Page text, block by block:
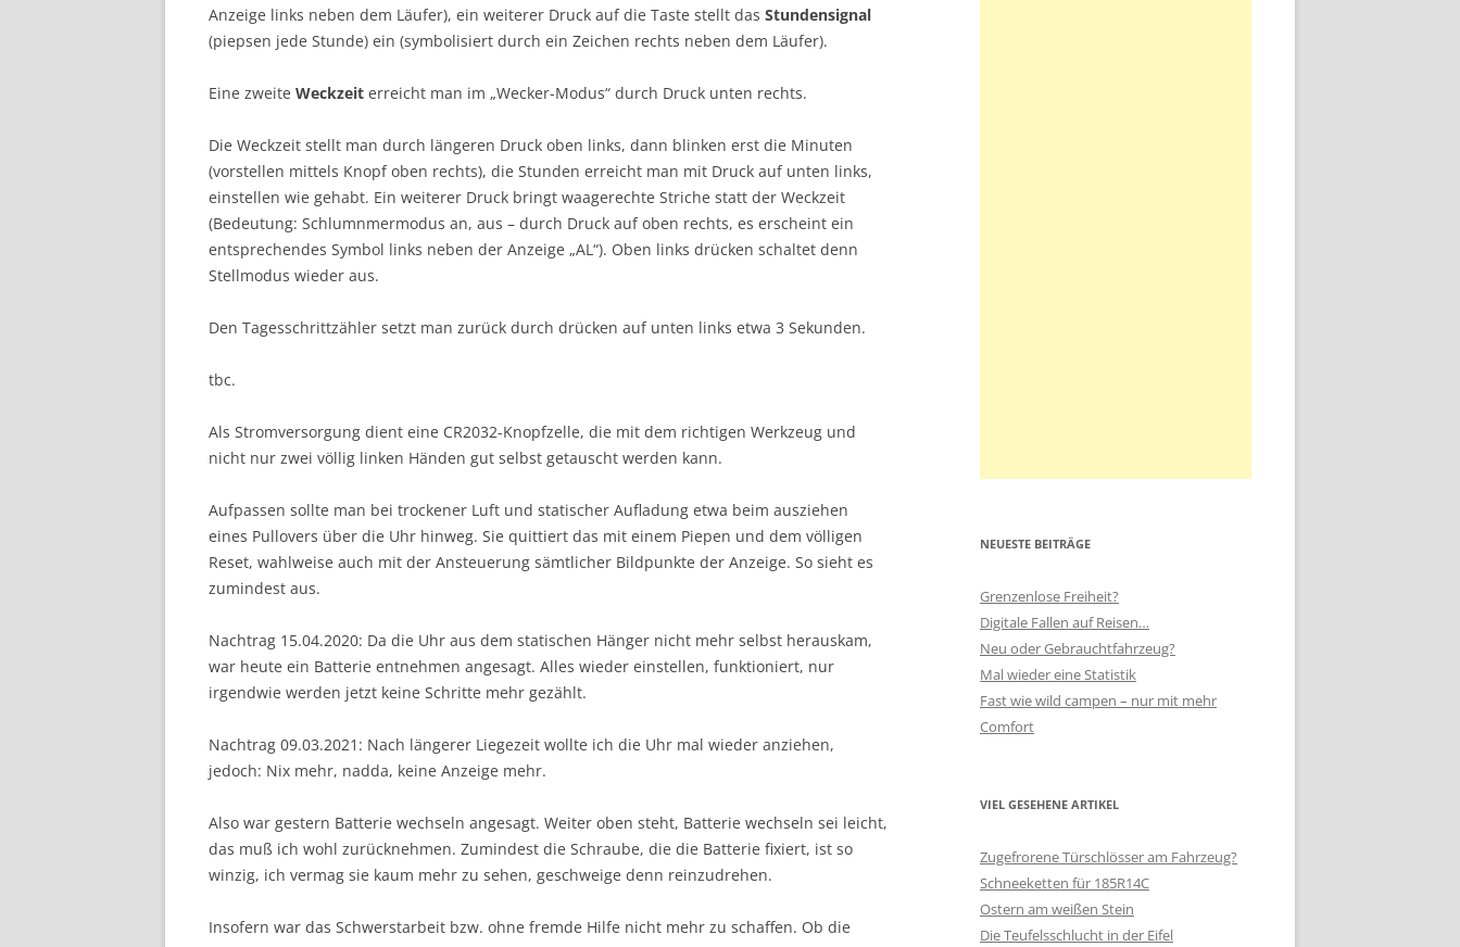
Anzeige links neben dem Läufer), ein weiterer Druck auf die Taste stellt das Stundensignal
(piepsen jede Stunde) ein (symbolisiert durch ein Zeichen rechts neben dem Läufer).
Eine zweite Weckzeit erreicht man im „Wecker-Modus“ durch Druck unten rechts.
Die Weckzeit stellt man durch längeren Druck oben links, dann blinken erst die Minuten
(vorstellen mittels Knopf oben rechts), die Stunden erreicht man mit Druck auf unten links,
einstellen wie gehabt. Ein weiterer Druck bringt waagerechte Striche statt der Weckzeit
(Bedeutung: Schlumnmermodus an, aus – durch Druck auf oben rechts, es erscheint ein
entsprechendes Symbol links neben der Anzeige „AL“). Oben links drücken schaltet denn
Stellmodus wieder aus.
Den Tagesschrittzähler setzt man zurück durch drücken auf unten links etwa 3 Sekunden.
tbc.
Als Stromversorgung dient eine CR2032-Knopfzelle, die mit dem richtigen Werkzeug und
nicht nur zwei völlig linken Händen gut selbst getauscht werden kann.
Aufpassen sollte man bei trockener Luft und statischer Aufladung etwa beim ausziehen
eines Pullovers über die Uhr hinweg. Sie quittiert das mit einem Piepen und dem völligen
Reset, wahlweise auch mit der Ansteuerung sämtlicher Bildpunkte der Anzeige. So sieht es
zumindest aus.
Nachtrag 15.04.2020: Da die Uhr aus dem statischen Hänger nicht mehr selbst herauskam,
war heute ein Batterie entnehmen angesagt. Alles wieder einstellen, funktioniert, nur
irgendwie werden jetzt keine Schritte mehr gezählt.
Nachtrag 09.03.2021: Nach längerer Liegezeit wollte ich die Uhr mal wieder anziehen,
jedoch: Nix mehr, nadda, keine Anzeige mehr.
Also war gestern Batterie wechseln angesagt. Weiter oben steht, Batterie wechseln sei leicht,
das muß ich wohl zurücknehmen. Zumindest die Schraube, die die Batterie fixiert, ist so
winzig, ich vermag sie kaum mehr zu sehen, geschweige denn reinzudrehen.
Insofern war das Schwerstarbeit bzw. ohne fremde Hilfe nicht mehr zu schaffen. Ob die
NEUESTE BEITRÄGE
Grenzenlose Freiheit?
Digitale Fallen auf Reisen…
Neu oder Gebrauchtfahrzeug?
Mal wieder eine Statistik
Fast wie wild campen – nur mit mehr
Comfort
VIEL GESEHENE ARTIKEL
Zugefrorene Türschlösser am Fahrzeug?
Schneeketten für 185R14C
Ostern am weißen Stein
Die Teufelsschlucht in der Eifel